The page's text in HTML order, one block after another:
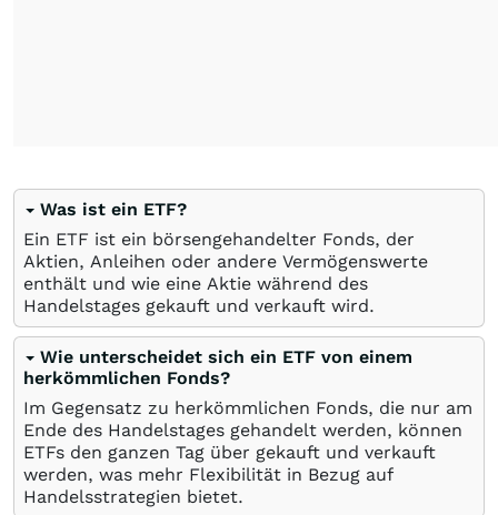
Was ist ein ETF?
Ein ETF ist ein börsengehandelter Fonds, der
Aktien, Anleihen oder andere Vermögenswerte
enthält und wie eine Aktie während des
Handelstages gekauft und verkauft wird.
Wie unterscheidet sich ein ETF von einem
herkömmlichen Fonds?
Im Gegensatz zu herkömmlichen Fonds, die nur am
Ende des Handelstages gehandelt werden, können
ETFs den ganzen Tag über gekauft und verkauft
werden, was mehr Flexibilität in Bezug auf
Handelsstrategien bietet.